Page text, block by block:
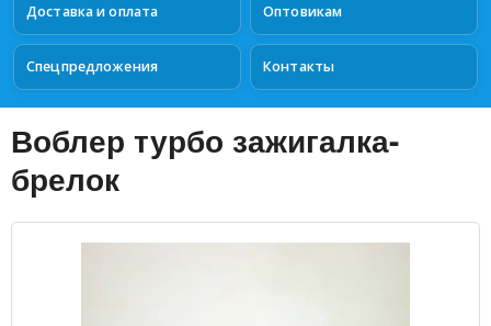
Доставка и оплата Оптовикам
Спецпредложения Контакты
Воблер турбо зажигалка-
брелок